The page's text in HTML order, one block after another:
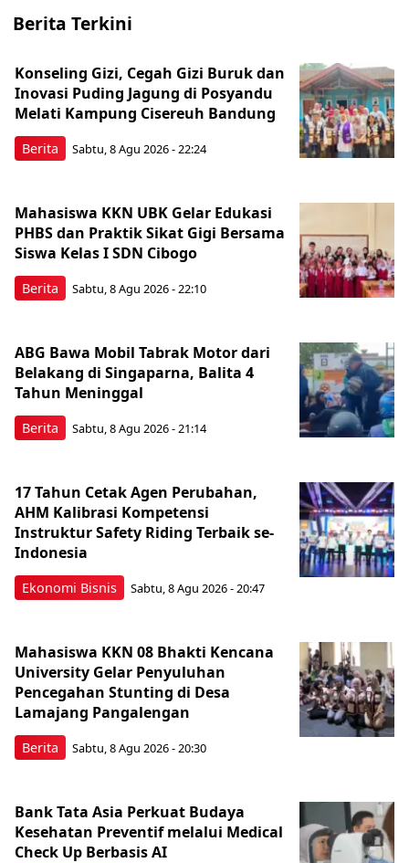
Berita Terkini
Berita
Konseling Gizi, Cegah Gizi Buruk dan
Inovasi Puding Jagung di Posyandu
Melati Kampung Cisereuh Bandung
Sabtu, 8 Agu 2026 - 22:24
Berita
Mahasiswa KKN UBK Gelar Edukasi
PHBS dan Praktik Sikat Gigi Bersama
Siswa Kelas I SDN Cibogo
Sabtu, 8 Agu 2026 - 22:10
Berita
ABG Bawa Mobil Tabrak Motor dari
Belakang di Singaparna, Balita 4
Tahun Meninggal
Sabtu, 8 Agu 2026 - 21:14
Ekonomi Bisnis
17 Tahun Cetak Agen Perubahan,
AHM Kalibrasi Kompetensi
Instruktur Safety Riding Terbaik se-
Indonesia
Sabtu, 8 Agu 2026 - 20:47
Berita
Mahasiswa KKN 08 Bhakti Kencana
University Gelar Penyuluhan
Pencegahan Stunting di Desa
Lamajang Pangalengan
Sabtu, 8 Agu 2026 - 20:30
Bank Tata Asia Perkuat Budaya
Kesehatan Preventif melalui Medical
Check Up Berbasis AI